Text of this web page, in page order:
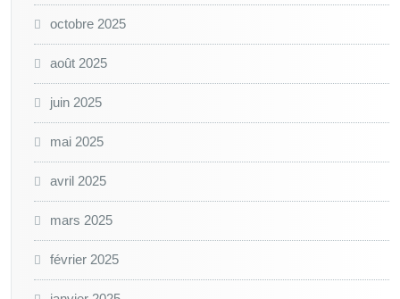
octobre 2025
août 2025
juin 2025
mai 2025
avril 2025
mars 2025
février 2025